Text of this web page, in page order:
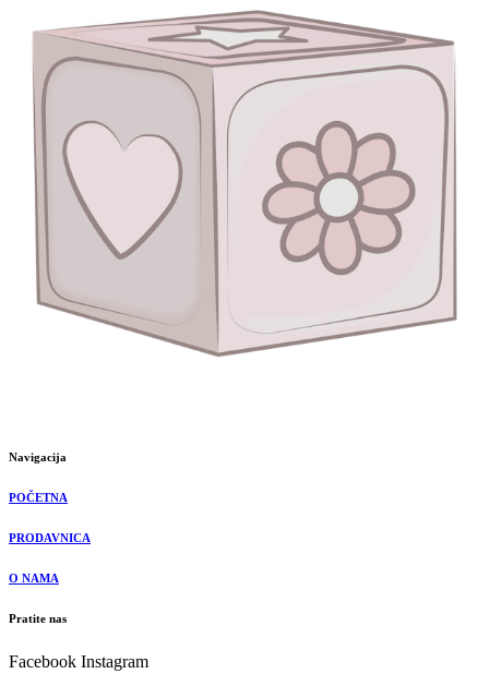
Navigacija
POČETNA
PRODAVNICA
O NAMA
Pratite nas
Facebook Instagram